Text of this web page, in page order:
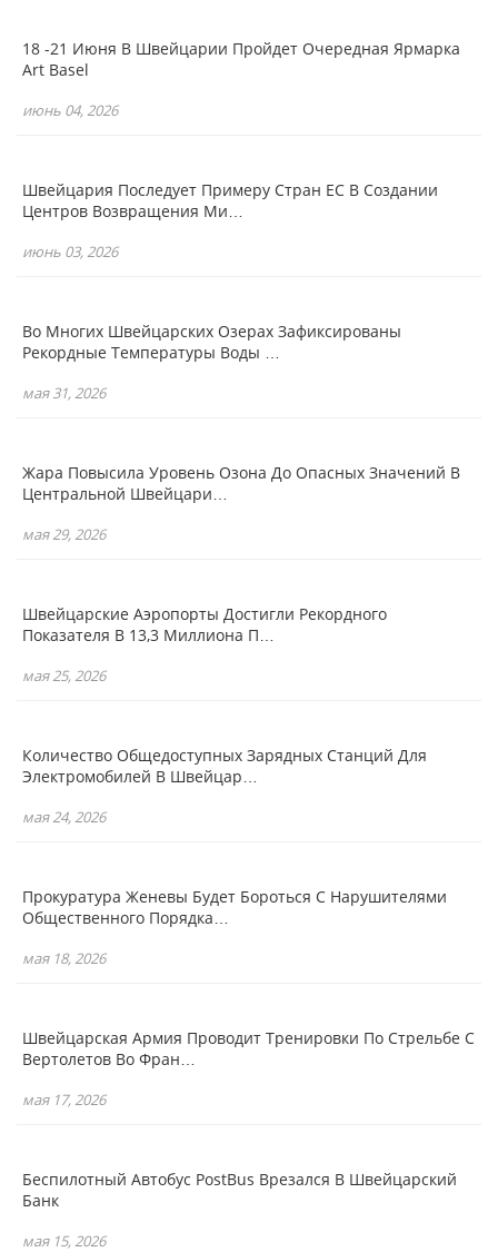
18 -21 Июня В Швейцарии Пройдет Очередная Ярмарка
Art Basel
июнь 04, 2026
Швейцария Последует Примеру Стран ЕС В Создании
Центров Возвращения Ми…
июнь 03, 2026
Во Многих Швейцарских Озерах Зафиксированы
Рекордные Температуры Воды …
мая 31, 2026
Жара Повысила Уровень Озона До Опасных Значений В
Центральной Швейцари…
мая 29, 2026
Швейцарские Аэропорты Достигли Рекордного
Показателя В 13,3 Миллиона П…
мая 25, 2026
Количество Общедоступных Зарядных Станций Для
Электромобилей В Швейцар…
мая 24, 2026
Прокуратура Женевы Будет Бороться С Нарушителями
Общественного Порядка…
мая 18, 2026
Швейцарская Армия Проводит Тренировки По Стрельбе С
Вертолетов Во Фран…
мая 17, 2026
Беспилотный Автобус PostBus Врезался В Швейцарский
Банк
мая 15, 2026